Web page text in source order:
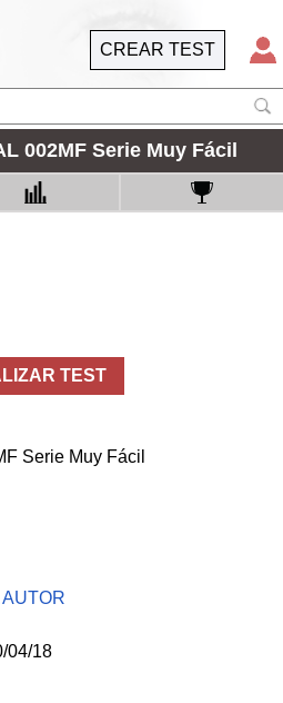
CREAR TEST
002MF Serie Muy Fácil
TEST
Serie Muy Fácil
04/18